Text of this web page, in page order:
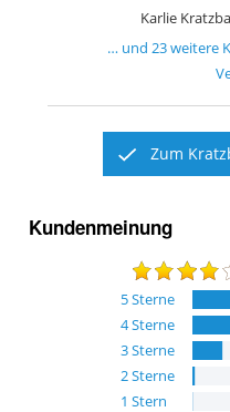
Karlie
… und 23weitere
Zum
Kundenmeinung
5Sterne
4Sterne
3Sterne
2Sterne
1 Stern